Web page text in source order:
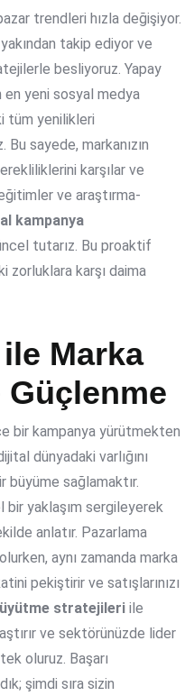
trendleri hızla değişiyor.
takip ediyor ve
besliyoruz. Yapay
yeni sosyal medya
tüm yenilikleri
sayede, markanızın
karşılar ve
ve araştırma-
kampanya
tutarız. Bu proaktif
zorluklara karşı daima
Marka
bir kampanya yürütmekten
dünyadaki varlığını
büyüme sağlamaktır.
bir yaklaşım sergileyerek
anlatır. Pazarlama
aynı zamanda marka
pekiştirir ve satışlarınızı
stratejileri ile
ve sektörünüzde lider
oluruz. Başarı
şimdi sıra sizin